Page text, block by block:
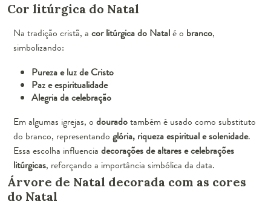
Cor litúrgica do Natal
Na tradição cristã, a cor litúrgica do Natalé o branco,
simbolizando:
Pureza e luz de Cristo
Paz e espiritualidade
Alegria da celebração
Em algumas igrejas, o douradotambém é usado como substituto
do branco, representando glória, riqueza espiritual e solenidade.
Essa escolha influencia decorações de altares e celebrações
litúrgicas, reforçando a importância simbólica da data.
Árvore de Natal decorada com as cores
do Natal